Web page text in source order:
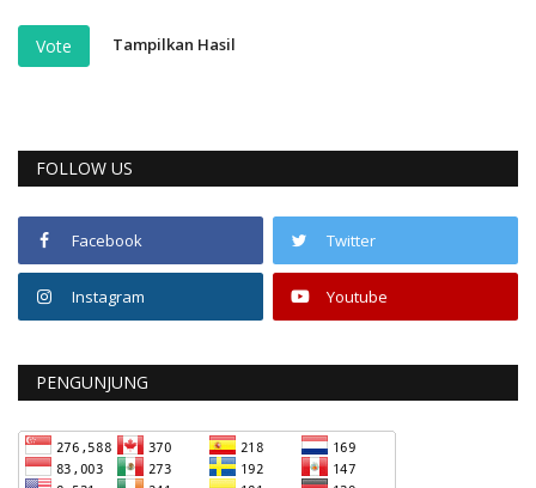
Vote Tampilkan Hasil
FOLLOW US
Facebook Twitter
Instagram Youtube
PENGUNJUNG